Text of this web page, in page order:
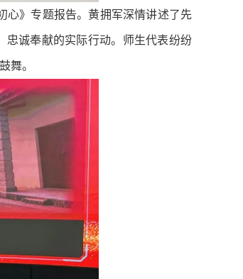
心》专题报告。黄拥军深情讲述了先
忠诚奉献的实际行动。师生代表纷纷
舞。